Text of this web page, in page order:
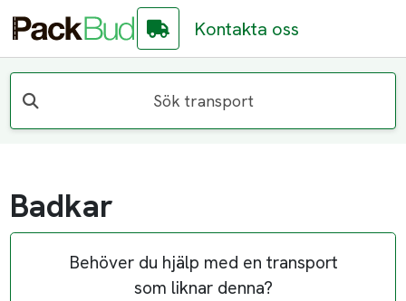
Kontakta oss
Sök transport
Badkar
Behöver du hjälp med en transport
som liknar denna?